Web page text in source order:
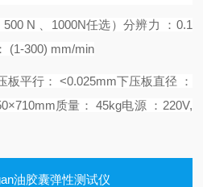
N 、1000N任选） 分辨力 ： 0.1
(1-300) mm/min
板平行： <0.025mm下压板直径
：
质量： 45kg电源 ： 220V,
油胶囊弹性测试仪